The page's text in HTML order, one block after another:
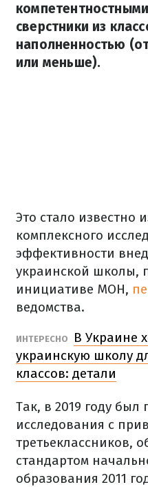
сверстники из
наполненностью
или меньше).
Это стало известно
комплексного
эффективности
украинской школы,
инициативе МОН,
ведомства.
ИНТЕРЕСНО
В Украине
украинскую школу
классов: детали
Так, в 2019 году
исследования с
третьеклассников,
стандартом
образования 2011